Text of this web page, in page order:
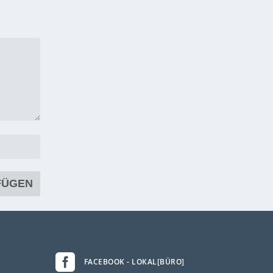
 FACEBOOK - LOKAL[BÜRO]